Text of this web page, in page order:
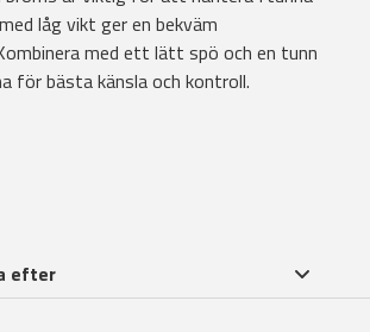
låg vikt ger en bekväm
med ett lätt spö och en tunn
för bästa känsla och kontroll.
efter